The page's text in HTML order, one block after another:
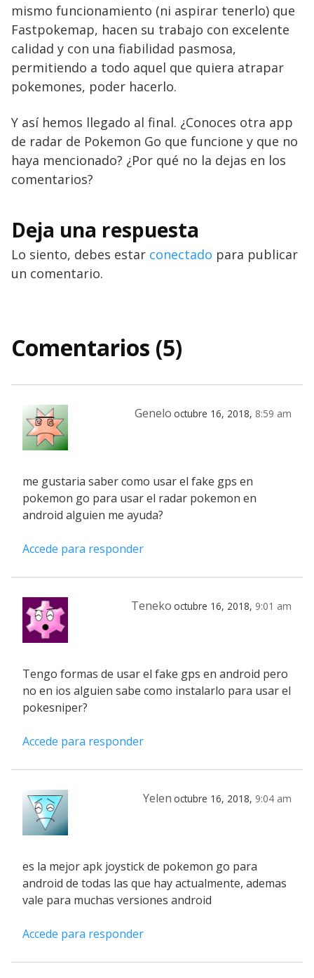
mismo funcionamiento (ni aspirar tenerlo) que
Fastpokemap, hacen su trabajo con excelente
calidad y con una fiabilidad pasmosa,
permitiendo a todo aquel que quiera atrapar
pokemones, poder hacerlo.
Y así hemos llegado al final. ¿Conoces otra app
de radar de Pokemon Go que funcione y que no
haya mencionado? ¿Por qué no la dejas en los
comentarios?
Deja una respuesta
Lo siento, debes estar conectado para publicar
un comentario.
Comentarios (5)
Genelo octubre 16, 2018, 8:59 am
me gustaria saber como usar el fake gps en
pokemon go para usar el radar pokemon en
android alguien me ayuda?
Accede para responder
Teneko octubre 16, 2018, 9:01 am
Tengo formas de usar el fake gps en android pero
no en ios alguien sabe como instalarlo para usar el
pokesniper?
Accede para responder
Yelen octubre 16, 2018, 9:04 am
es la mejor apk joystick de pokemon go para
android de todas las que hay actualmente, ademas
vale para muchas versiones android
Accede para responder